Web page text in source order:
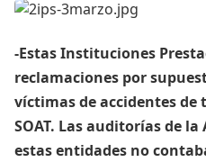
-Estas Instituciones
reclamaciones por
víctimas de accidentes
SOAT. Las auditorías de la
estas entidades no